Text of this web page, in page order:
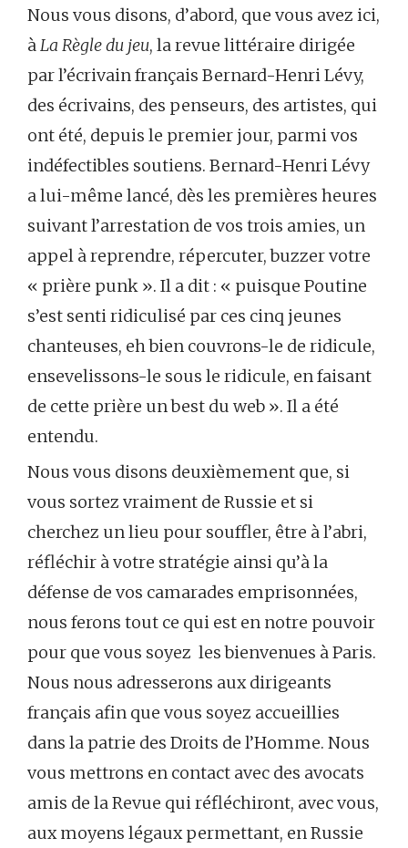
Nous vous disons, d’abord, que vous avez ici,
àLa Règle du jeu, la revue littéraire dirigée
par l’écrivain français Bernard-Henri Lévy,
des écrivains, des penseurs, des artistes, qui
ont été, depuis le premier jour, parmi vos
indéfectibles soutiens. Bernard-Henri Lévy
a lui-même lancé, dès les premières heures
suivant l’arrestation de vos trois amies, un
appel à reprendre, répercuter, buzzer votre
« prière punk ». Il a dit : « puisque Poutine
s’est senti ridiculisé par ces cinq jeunes
chanteuses, eh bien couvrons-le de ridicule,
ensevelissons-le sous le ridicule, en faisant
de cette prière un best du web ». Il a été
entendu.
Nous vous disons deuxièmement que, si
vous sortez vraiment de Russie et si
cherchez un lieu pour souffler, être à l’abri,
réfléchir à votre stratégie ainsi qu’à la
défense de vos camarades emprisonnées,
nous ferons tout ce qui est en notre pouvoir
pour que vous soyez les bienvenues à Paris.
Nous nous adresserons aux dirigeants
français afin que vous soyez accueillies
dans la patrie des Droits de l’Homme. Nous
vous mettrons en contact avec des avocats
amis de la Revue qui réfléchiront, avec vous,
aux moyens légaux permettant, en Russie